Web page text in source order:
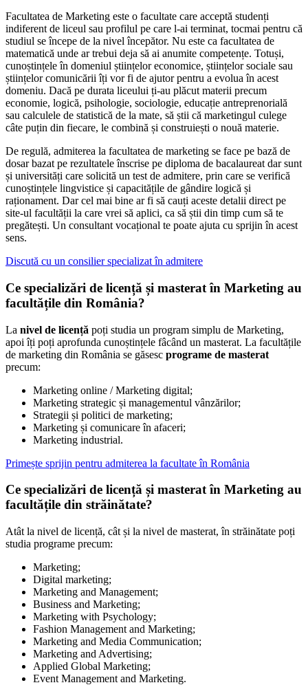
Facultatea de Marketing este o facultate care acceptă studenți
indiferent de liceul sau profilul pe care l-ai terminat, tocmai pentru că
studiul se începe de la nivel începător. Nu este ca facultatea de
matematică unde ar trebui deja să ai anumite competențe. Totuși,
cunoștințele în domeniul științelor economice, științelor sociale sau
științelor comunicării îți vor fi de ajutor pentru a evolua în acest
domeniu. Dacă pe durata liceului ți-au plăcut materii precum
economie, logică, psihologie, sociologie, educație antreprenorială
sau calculele de statistică de la mate, să știi că marketingul culege
câte puțin din fiecare, le combină și construiești o nouă materie.
De regulă, admiterea la facultatea de marketing se face pe bază de
dosar bazat pe rezultatele înscrise pe diploma de bacalaureat dar sunt
și universități care solicită un test de admitere, prin care se verifică
cunoștințele lingvistice și capacitățile de gândire logică și
raționament. Dar cel mai bine ar fi să cauți aceste detalii direct pe
site-ul facultății la care vrei să aplici, ca să știi din timp cum să te
pregătești. Un consultant vocațional te poate ajuta cu sprijin în acest
sens.
Discută cu un consilier specializat în admitere
Ce specializări de licență și masterat în Marketing au
facultățile din România?
La nivel de licență poți studia un program simplu de Marketing,
apoi îți poți aprofunda cunoștințele fâcând un masterat. La facultățile
de marketing din România se găsesc programe de masterat
precum:
Marketing online / Marketing digital;
Marketing strategic și managementul vânzărilor;
Strategii și politici de marketing;
Marketing și comunicare în afaceri;
Marketing industrial.
Primește sprijin pentru admiterea la facultate în România
Ce specializări de licență și masterat în Marketing au
facultățile din străinătate?
Atât la nivel de licență, cât și la nivel de masterat, în străinătate poți
studia programe precum:
Marketing;
Digital marketing;
Marketing and Management;
Business and Marketing;
Marketing with Psychology;
Fashion Management and Marketing;
Marketing and Media Communication;
Marketing and Advertising;
Applied Global Marketing;
Event Management and Marketing.